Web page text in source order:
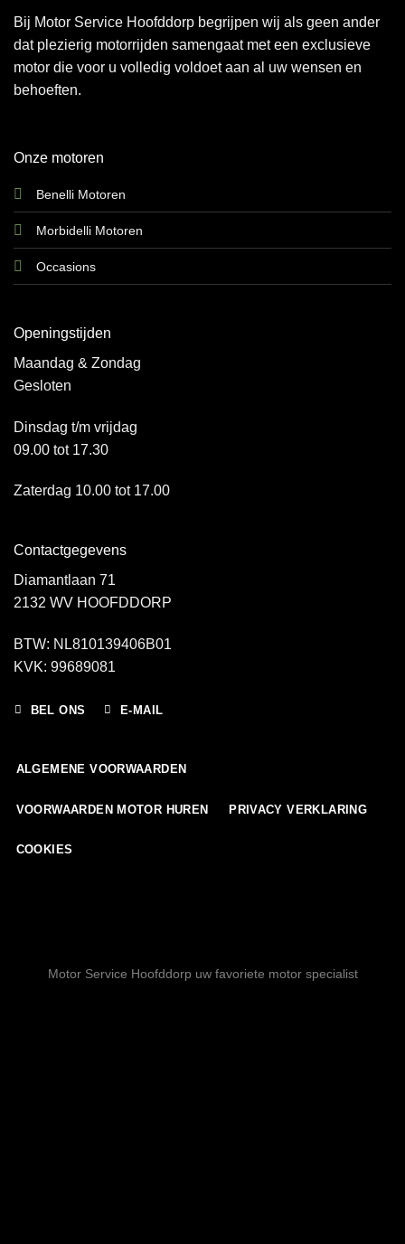
Bij Motor Service Hoofddorp begrijpen wij als geen ander
dat plezierig motorrijden samengaat met een exclusieve
motor die voor u volledig voldoet aan al uw wensen en
behoeften.
Onze motoren
Benelli Motoren
Morbidelli Motoren
Occasions
Openingstijden
Maandag & Zondag
Gesloten
Dinsdag t/m vrijdag
09.00 tot 17.30
Zaterdag 10.00 tot 17.00
Contactgegevens
Diamantlaan 71
2132 WV HOOFDDORP
BTW: NL810139406B01
KVK: 99689081
BEL ONS E-MAIL
ALGEMENE VOORWAARDEN
VOORWAARDEN MOTOR HUREN PRIVACY VERKLARING
COOKIES
Motor Service Hoofddorp uw favoriete motor specialist